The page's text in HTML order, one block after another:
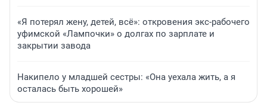
«Я потерял жену, детей, всё»: откровения экс-рабочего
уфимской «Лампочки» о долгах по зарплате и
закрытии завода
Накипело у младшей сестры: «Она уехала жить, а я
осталась быть хорошей»